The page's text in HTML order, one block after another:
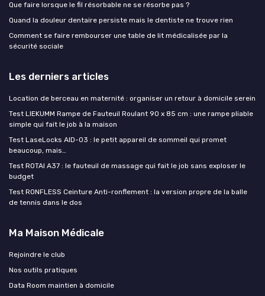
Que faire lorsque le fil résorbable ne se résorbe pas ?
Quand la douleur dentaire persiste mais le dentiste ne trouve rien
Comment se faire rembourser une table de lit médicalisée par la
sécurité sociale
Les derniers articles
Location de berceau en maternité : organiser un retour à domicile serein
Test LIEKUMM Rampe de Fauteuil Roulant 90 x 85 cm : une rampe pliable
simple qui fait le job à la maison
Test LaseLocks AID-03 : le petit appareil de sommeil qui promet
beaucoup, mais…
Test ROTAI A37 : le fauteuil de massage qui fait le job sans exploser le
budget
Test RONFLESS Ceinture Anti-ronflement : la version propre de la balle
de tennis dans le dos
Ma Maison Médicale
Rejoindre le club
Nos outils pratiques
Data Room maintien à domicile